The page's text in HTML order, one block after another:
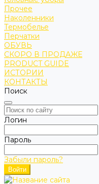
Прочее
Наколенники
Термобелье
Перчатки
ОБУВЬ
СКОРО В ПРОДАЖЕ
PRODUCT GUIDE
ИСТОРИИ
КОНТАКТЫ
Поиск
Логин
Пароль
Забыли пароль?